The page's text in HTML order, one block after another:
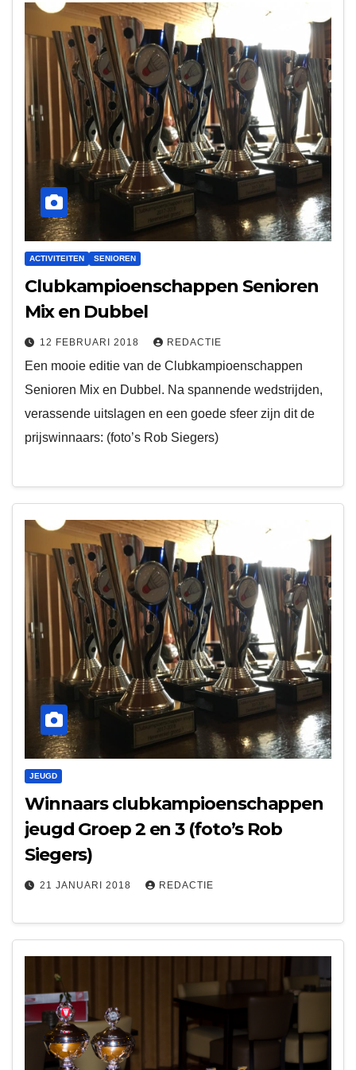
ACTIVITEITEN SENIOREN
Clubkampioenschappen Senioren
Mix en Dubbel
12 FEBRUARI 2018 REDACTIE
Een mooie editie van de Clubkampioenschappen
Senioren Mix en Dubbel. Na spannende wedstrijden,
verassende uitslagen en een goede sfeer zijn dit de
prijswinnaars: (foto’s Rob Siegers)
JEUGD
Winnaars clubkampioenschappen
jeugd Groep 2 en 3 (foto’s Rob
Siegers)
21 JANUARI 2018 REDACTIE